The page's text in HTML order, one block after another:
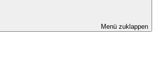
Menü zuklappen